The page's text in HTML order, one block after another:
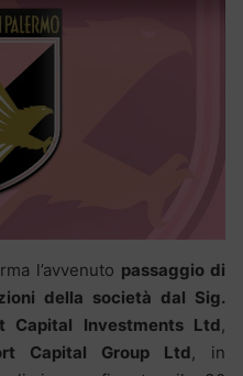
l’avvenuto passaggio di
della società dal Sig.
Capital Investments Ltd,
Capital Group Ltd, in